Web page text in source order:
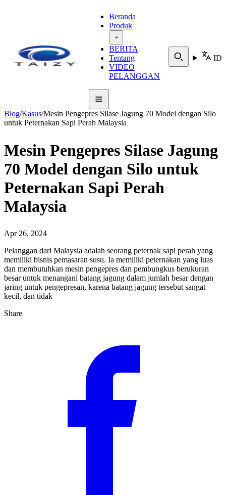
Beranda
Produk
BERITA
Tentang
VIDEO
PELANGGAN
ID
Blog/Kasus/Mesin Pengepres Silase Jagung 70 Model dengan Silo
untuk Peternakan Sapi Perah Malaysia
Mesin Pengepres Silase Jagung
70 Model dengan Silo untuk
Peternakan Sapi Perah
Malaysia
Apr 26, 2024
Pelanggan dari Malaysia adalah seorang peternak sapi perah yang
memiliki bisnis pemasaran susu. Ia memiliki peternakan yang luas
dan membutuhkan mesin pengepres dan pembungkus berukuran
besar untuk menangani batang jagung dalam jumlah besar dengan
jaring untuk pengepresan, karena batang jagung tersebut sangat
kecil, dan tidak
Share